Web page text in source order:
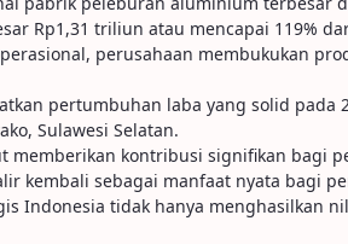
Rp1,31 triliun atau mencapai 119%
perusahaan membukukan
pertumbuhan laba yang solid
Sulawesi Selatan.
kontribusi signifikan bagi
kembali sebagai manfaat nyata bagi
Indonesia tidak hanya menghasilkan